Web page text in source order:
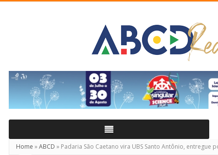
Real
Home »ABCD » Padaria São Caetano vira UBS Santo Antônio, entregue